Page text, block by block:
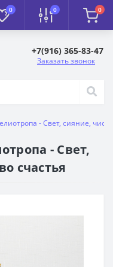
0 0 0
+7(916) 365-83-47
Заказать звонок
- Свет, сияние,
- Свет,
счастья